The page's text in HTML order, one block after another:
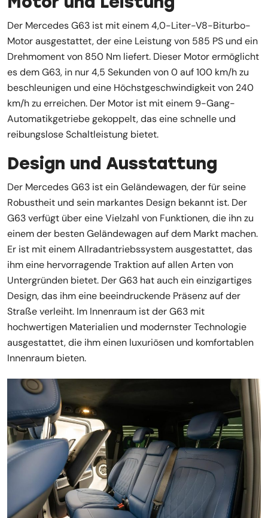
Der Mercedes G63 ist mit einem 4,0-Liter-V8-Biturbo-
Motor ausgestattet, der eine Leistung von 585 PS und ein
Drehmoment von 850 Nm liefert. Dieser Motor ermöglicht
es dem G63, in nur 4,5 Sekunden von 0 auf 100 km/h zu
beschleunigen und eine Höchstgeschwindigkeit von 240
km/h zu erreichen. Der Motor ist mit einem 9-Gang-
Automatikgetriebe gekoppelt, das eine schnelle und
reibungslose Schaltleistung bietet.
Design und Ausstattung
Der Mercedes G63 ist ein Geländewagen, der für seine
Robustheit und sein markantes Design bekannt ist. Der
G63 verfügt über eine Vielzahl von Funktionen, die ihn zu
einem der besten Geländewagen auf dem Markt machen.
Er ist mit einem Allradantriebssystem ausgestattet, das
ihm eine hervorragende Traktion auf allen Arten von
Untergründen bietet. Der G63 hat auch ein einzigartiges
Design, das ihm eine beeindruckende Präsenz auf der
Straße verleiht. Im Innenraum ist der G63 mit
hochwertigen Materialien und modernster Technologie
ausgestattet, die ihm einen luxuriösen und komfortablen
Innenraum bieten.